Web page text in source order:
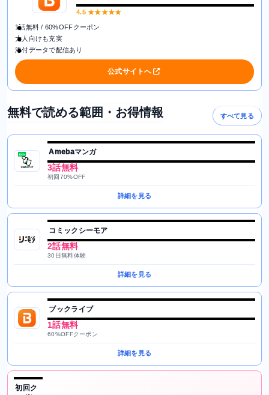
4.5★★★★★
1話無料 / 60%OFFクーポン
大人向けも充実
添付データで配信あり
公式サイトへ
無料で読める範囲・お得情報 すべて見る
Amebaマンガ
3話無料
初回70%OFF
詳細を見る
コミックシーモア
2話無料
30日無料体験
詳細を見る
ブックライブ
1話無料
60%OFFクーポン
詳細を見る
初回ク